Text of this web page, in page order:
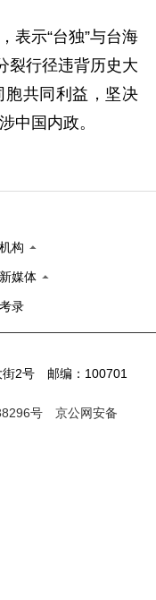
表示“台独”与台海
裂行径违背历史大
共同利益，坚决
中国内政。
构
媒体
录
街2号 邮编：100701
号
京公网安备